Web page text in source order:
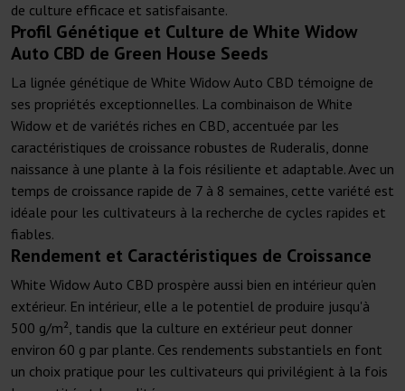
de culture efficace et satisfaisante.
Profil Génétique et Culture de White Widow
Auto CBD de Green House Seeds
La lignée génétique de White Widow Auto CBD témoigne de
ses propriétés exceptionnelles. La combinaison de White
Widow et de variétés riches en CBD, accentuée par les
caractéristiques de croissance robustes de Ruderalis, donne
naissance à une plante à la fois résiliente et adaptable. Avec un
temps de croissance rapide de 7 à 8 semaines, cette variété est
idéale pour les cultivateurs à la recherche de cycles rapides et
fiables.
Rendement et Caractéristiques de Croissance
White Widow Auto CBD prospère aussi bien en intérieur qu'en
extérieur. En intérieur, elle a le potentiel de produire jusqu'à
500 g/m², tandis que la culture en extérieur peut donner
environ 60 g par plante. Ces rendements substantiels en font
un choix pratique pour les cultivateurs qui privilégient à la fois